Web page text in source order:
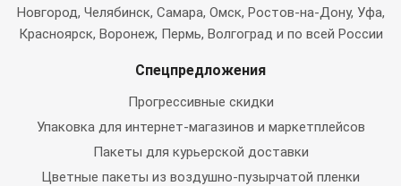
Новгород, Челябинск, Самара, Омск, Ростов-на-Дону, Уфа,
Красноярск, Воронеж, Пермь, Волгоград и по всей России
Спецпредложения
Прогрессивные скидки
Упаковка для интернет-магазинов и маркетплейсов
Пакеты для курьерской доставки
Цветные пакеты из воздушно-пузырчатой пленки